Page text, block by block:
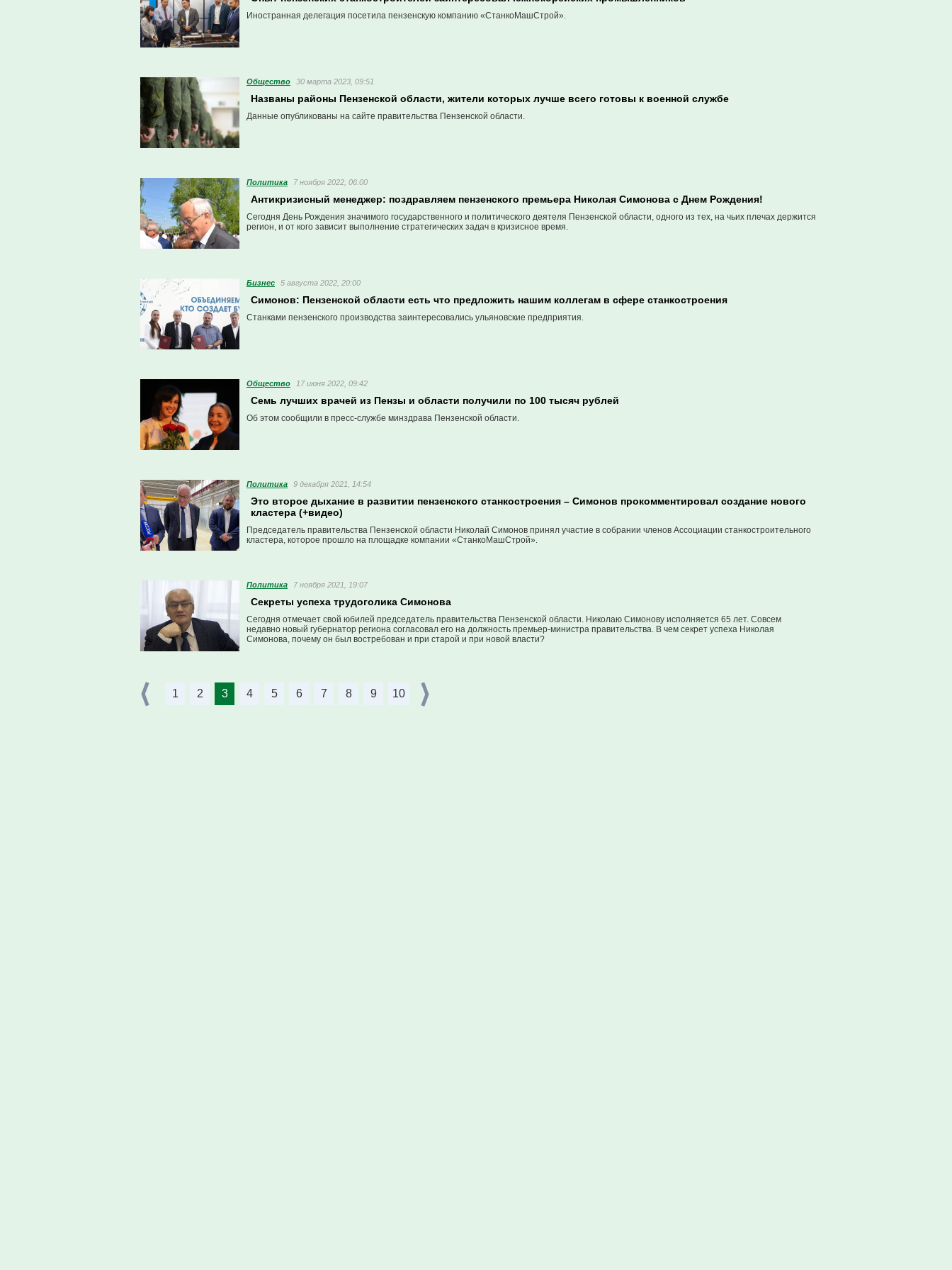
Иностранная делегация посетила пензенскую компанию «СтанкоМашСтрой».
Общество 30 марта 2023, 09:51
Названы районы Пензенской области, жители которых лучше всего готовы к военной службе
Данные опубликованы на сайте правительства Пензенской области.
Политика 7 ноября 2022, 06:00
Антикризисный менеджер: поздравляем пензенского премьера Николая Симонова с Днем Рождения!
Сегодня День Рождения значимого государственного и политического деятеля Пензенской области, одного из тех, на чьих плечах держится
регион, и от кого зависит выполнение стратегических задач в кризисное время.
Бизнес 5 августа 2022, 20:00
Симонов: Пензенской области есть что предложить нашим коллегам в сфере станкостроения
Станками пензенского производства заинтересовались ульяновские предприятия.
Общество 17 июня 2022, 09:42
Семь лучших врачей из Пензы и области получили по 100 тысяч рублей
Об этом сообщили в пресс-службе минздрава Пензенской области.
Политика 9 декабря 2021, 14:54
Это второе дыхание в развитии пензенского станкостроения – Симонов прокомментировал создание нового
кластера (+видео)
Председатель правительства Пензенской области Николай Симонов принял участие в собрании членов Ассоциации станкостроительного
кластера, которое прошло на площадке компании «СтанкоМашСтрой».
Политика 7 ноября 2021, 19:07
Секреты успеха трудоголика Симонова
Сегодня отмечает свой юбилей председатель правительства Пензенской области. Николаю Симонову исполняется 65 лет. Совсем
недавно новый губернатор региона согласовал его на должность премьер-министра правительства. В чем секрет успеха Николая
Симонова, почему он был востребован и при старой и при новой власти?
1 2 3 4 5 6 7 8 9 10